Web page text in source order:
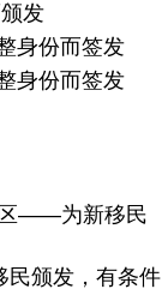
发
身份而签发
身份而签发
区——为新移民
民颁发，有条件